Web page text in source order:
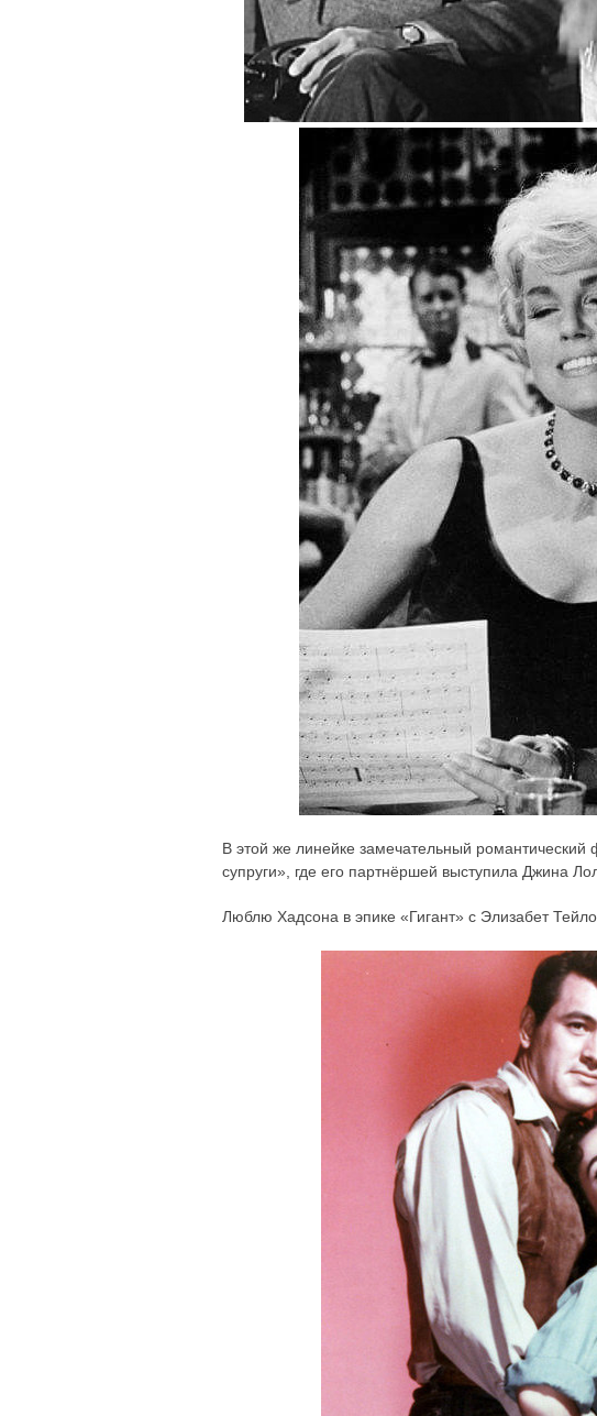
В этой же линейке замечательный романтический
супруги», где его партнёршей выступила Джина
Люблю Хадсона в эпике «Гигант» с Элизабет